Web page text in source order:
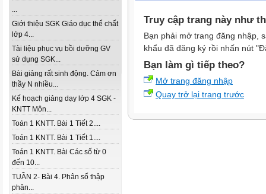
...
Giới thiệu SGK Giáo dục thể chất
lớp 4...
Tài liệu phục vụ bồi dưỡng GV
sử dụng SGK...
Bài giảng rất sinh động. Cảm ơn
thầy N nhiều...
Kế hoạch giảng dạy lớp 4 SGK -
KNTT Môn...
Toán 1 KNTT. Bài 1 Tiết 2....
Toán 1 KNTT. Bài 1 Tiết 1....
Toán 1 KNTT. Bài Các số từ 0
đến 10...
TUẦN 2- Bài 4. Phân số thập
phân...
Truy cập trang này như
Bạn phải mở trang đăng nhập,
khẩu đã đăng ký rồi nhấn nút
Bạn làm gì tiếp theo?
Mở trang đăng nhập
Quay trở lại trang trước